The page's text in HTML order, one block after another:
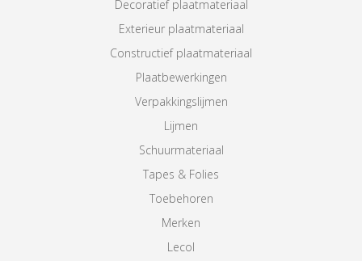
Decoratief plaatmateriaal
Exterieur plaatmateriaal
Constructief plaatmateriaal
Plaatbewerkingen
Verpakkingslijmen
Lijmen
Schuurmateriaal
Tapes & Folies
Toebehoren
Merken
Lecol